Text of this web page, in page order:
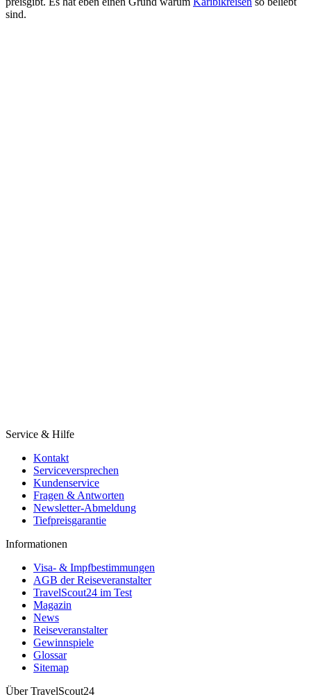
sind.
Service & Hilfe
Kontakt
Serviceversprechen
Kundenservice
Fragen & Antworten
Newsletter-Abmeldung
Tiefpreisgarantie
Informationen
Visa- & Impfbestimmungen
AGB der Reiseveranstalter
TravelScout24 im Test
Magazin
News
Reiseveranstalter
Gewinnspiele
Glossar
Sitemap
Über TravelScout24